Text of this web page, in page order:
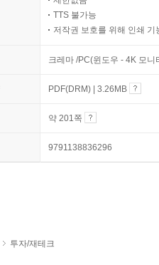
TTS 불가능
저작권 보호를 위해 인쇄 기
크레마 /PC(윈도우 - 4K 모
PDF(DRM) | 3.26MB
약 201쪽
9791138836296
투자/재테크